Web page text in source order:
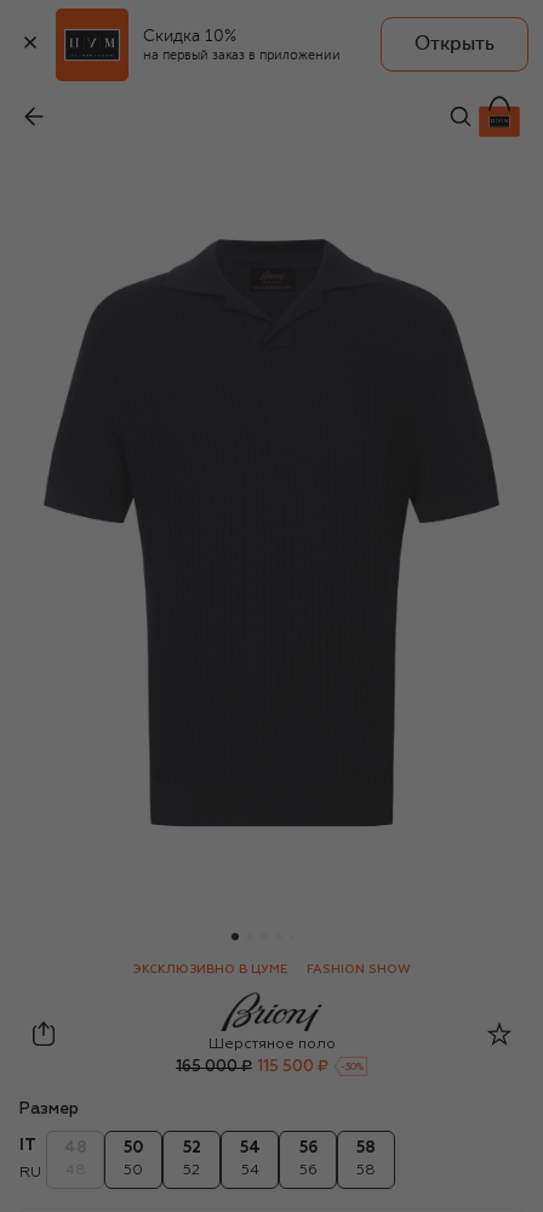
Скидка 10%
на первый заказ в приложении
Открыть
115 500 ₽
ЭКСКЛЮЗИВНО В ЦУМЕ FASHION SHOW
Brioni
Шерстяное поло
165 000 ₽ 115 500 ₽ -30%
Размер
RU
50
50
52
52
54
54
56
56
58
58